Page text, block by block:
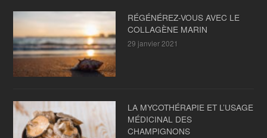
RÉGÉNÉREZ-VOUS AVEC LE
COLLAGÈNE MARIN
29 janvier 2021
LA MYCOTHÉRAPIE ET L’USAGE
MÉDICINAL DES
CHAMPIGNONS